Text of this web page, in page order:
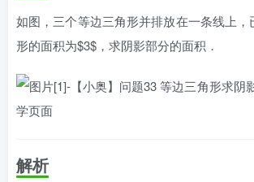
如图，三个等边三角形并排放在一条线上，
形的面积为$3$，求阴影部分的面积．
解析